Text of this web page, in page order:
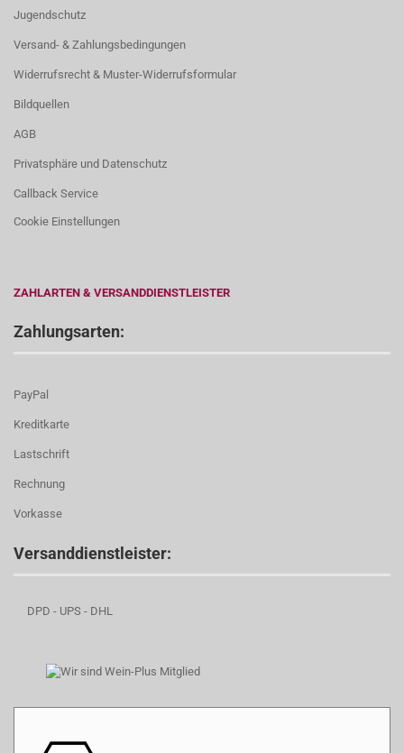
Jugendschutz
Versand- & Zahlungsbedingungen
Widerrufsrecht & Muster-Widerrufsformular
Bildquellen
AGB
Privatsphäre und Datenschutz
Callback Service
Cookie Einstellungen
ZAHLARTEN & VERSANDDIENSTLEISTER
Zahlungsarten:
PayPal
Kreditkarte
Lastschrift
Rechnung
Vorkasse
Versanddienstleister:
DPD - UPS - DHL